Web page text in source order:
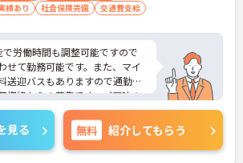
績あり
社会保険完備 交通費支給
労働時間も調整可能ですので
せて勤務可能です。また、マイ
送迎バスもありますので通勤も
資格からの募集です。ご興味の
ントお伝えしますのでご気軽に
い。
見る 無料 紹介してもらう